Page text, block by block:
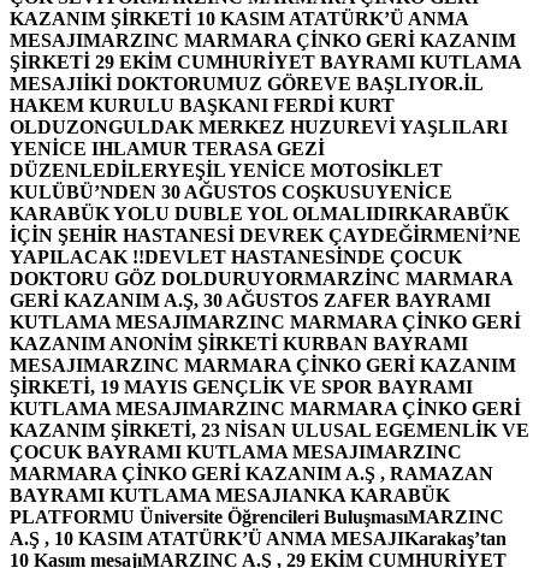
KAZANIM ŞİRKETİ 10 KASIM ATATÜRK’Ü ANMA
MESAJIMARZINC MARMARA ÇİNKO GERİ KAZANIM
ŞİRKETİ 29 EKİM CUMHURİYET BAYRAMI KUTLAMA
MESAJIİKİ DOKTORUMUZ GÖREVE BAŞLIYOR.İL
HAKEM KURULU BAŞKANI FERDİ KURT
OLDUZONGULDAK MERKEZ HUZUREVİ YAŞLILARI
YENİCE IHLAMUR TERASA GEZİ
DÜZENLEDİLERYEŞİL YENİCE MOTOSİKLET
KULÜBÜ’NDEN 30 AĞUSTOS COŞKUSUYENİCE
KARABÜK YOLU DUBLE YOL OLMALIDIRKARABÜK
İÇİN ŞEHİR HASTANESİ DEVREK ÇAYDEĞİRMENİ’NE
YAPILACAK !!DEVLET HASTANESİNDE ÇOCUK
DOKTORU GÖZ DOLDURUYORMARZİNC MARMARA
GERİ KAZANIM A.Ş, 30 AĞUSTOS ZAFER BAYRAMI
KUTLAMA MESAJIMARZINC MARMARA ÇİNKO GERİ
KAZANIM ANONİM ŞİRKETİ KURBAN BAYRAMI
MESAJIMARZINC MARMARA ÇİNKO GERİ KAZANIM
ŞİRKETİ, 19 MAYIS GENÇLİK VE SPOR BAYRAMI
KUTLAMA MESAJIMARZINC MARMARA ÇİNKO GERİ
KAZANIM ŞİRKETİ, 23 NİSAN ULUSAL EGEMENLİK VE
ÇOCUK BAYRAMI KUTLAMA MESAJIMARZINC
MARMARA ÇİNKO GERİ KAZANIM A.Ş , RAMAZAN
BAYRAMI KUTLAMA MESAJIANKA KARABÜK
PLATFORMU Üniversite Öğrencileri BuluşmasıMARZINC
A.Ş , 10 KASIM ATATÜRK’Ü ANMA MESAJIKarakaş’tan
10 Kasım mesajıMARZINC A.Ş , 29 EKİM CUMHURİYET